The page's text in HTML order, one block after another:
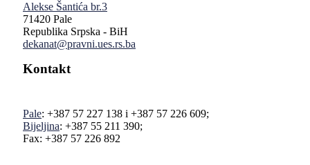
Alekse Šantića br.3
71420 Pale
Republika Srpska - BiH
dekanat@pravni.ues.rs.ba
Kontakt
Pale: +387 57 227 138 i +387 57 226 609;
Bijeljina: +387 55 211 390;
Fax: +387 57 226 892